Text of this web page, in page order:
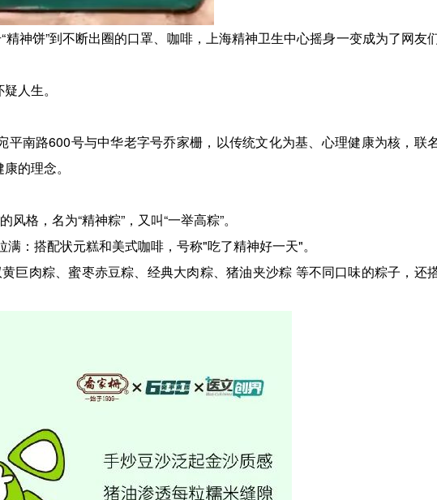
神饼”到不断出圈的口罩、咖啡，上海精神卫生中心摇身一变成为了网友
人生。
南路600号与中华老字号乔家栅，以传统文化为基、心理健康为核，联
的理念。
格，名为“精神粽”，又叫“一举高粽”。
：搭配状元糕和美式咖啡，号称"吃了精神好一天"。
巨肉粽、蜜枣赤豆粽、经典大肉粽、猪油夹沙粽 等不同口味的粽子，还